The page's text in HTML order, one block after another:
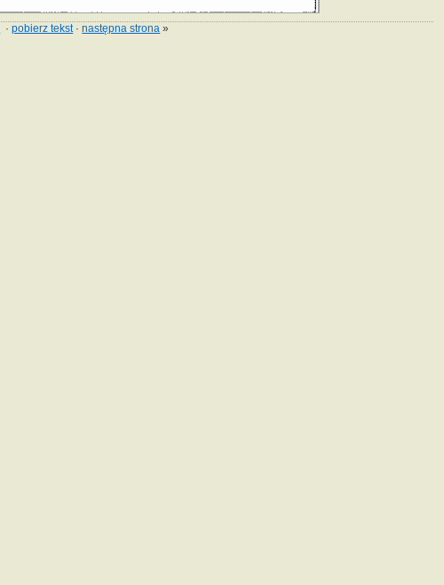
·pobierz tekst·następna strona »